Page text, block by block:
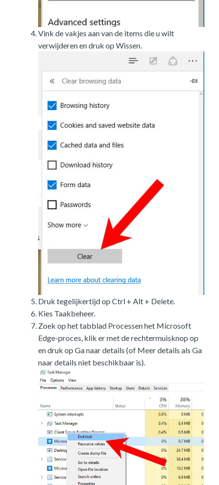
Vink de vakjes aan van de items die u wilt
verwijderen en druk op Wissen.
Druk tegelijkertijd op Ctrl + Alt + Delete.
Kies Taakbeheer.
Zoek op het tabblad Processen het Microsoft
Edge-proces, klik er met de rechtermuisknop op
en druk op Ga naar details (of Meer details als Ga
naar details niet beschikbaar is).